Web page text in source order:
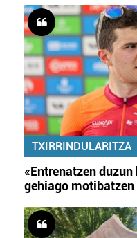
TXIRRINDULARITZA
«Entrenatzen
gehiago motibatzen